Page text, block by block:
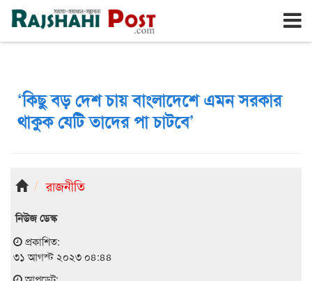
রাজশাহী সোমবার, ১০ই আগস্ট ২০২৬, ২৭শে শ্রাবণ ১৪৩৩
‘কিছু বড় দেশ চায় বাংলাদেশে এমন সরকার
থাকুক যেটি তাদের পা চাটবে’
রাজনীতি
নিউজ ডেস্ক
প্রকাশিত:
৩১ আগস্ট ২০২৩ ০৪:৪৪